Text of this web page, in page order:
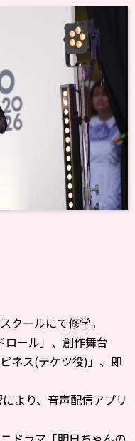
クールにて修学。
ール」、創作舞台
ネス(テケツ役)」、即
より、音声配信アプリ